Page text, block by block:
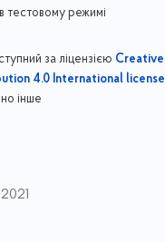
тестовому режимі
за ліцензією Creative
4.0 International license
інше